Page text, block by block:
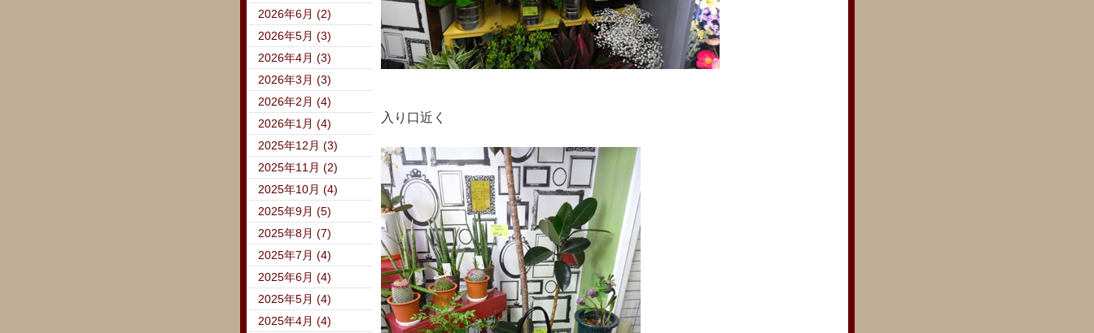
入り口近く
2026年6月 (2)
2026年5月 (3)
2026年4月 (3)
2026年3月 (3)
2026年2月 (4)
2026年1月 (4)
2025年12月 (3)
2025年11月 (2)
2025年10月 (4)
2025年9月 (5)
2025年8月 (7)
2025年7月 (4)
2025年6月 (4)
2025年5月 (4)
2025年4月 (4)